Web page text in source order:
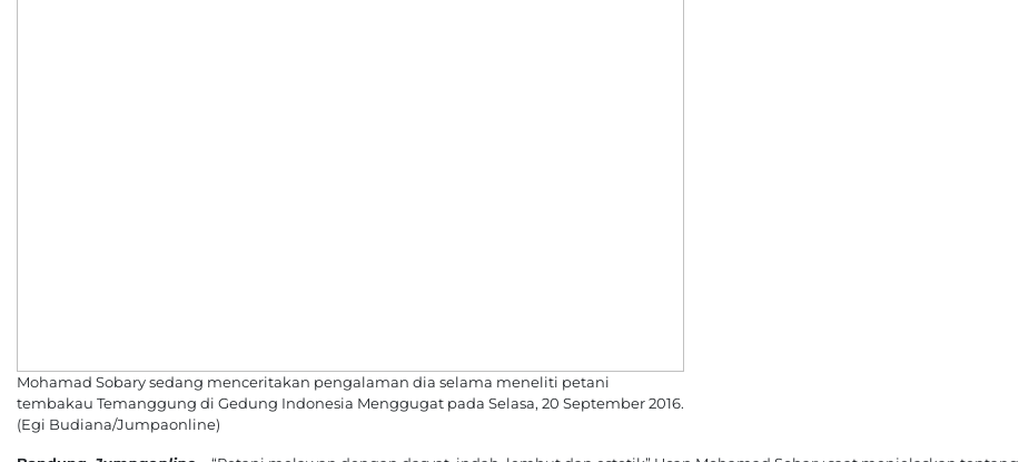
Mohamad Sobary sedang menceritakan pengalaman dia selama meneliti petani
tembakau Temanggung di Gedung Indonesia Menggugat pada Selasa, 20 September 2016.
(Egi Budiana/Jumpaonline)